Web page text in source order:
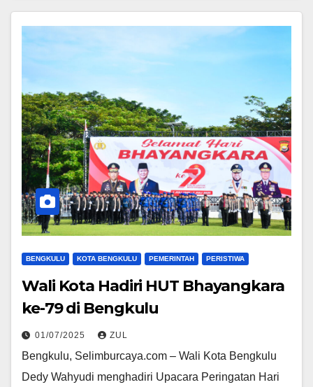
BENGKULU KOTA BENGKULU PEMERINTAH PERISTIWA
Wali Kota Hadiri HUT Bhayangkara
ke-79 di Bengkulu
01/07/2025 ZUL
Bengkulu, Selimburcaya.com – Wali Kota Bengkulu
Dedy Wahyudi menghadiri Upacara Peringatan Hari